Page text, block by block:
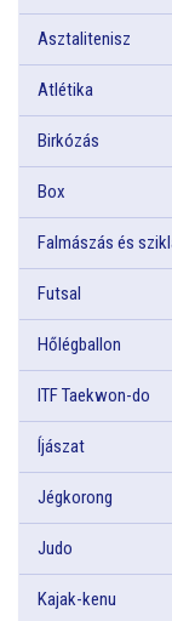
Asztalitenisz
Atlétika
Birkózás
Box
Falmászás és
Futsal
Hőlégballon
ITF Taekwon-do
Íjászat
Jégkorong
Judo
Kajak-kenu